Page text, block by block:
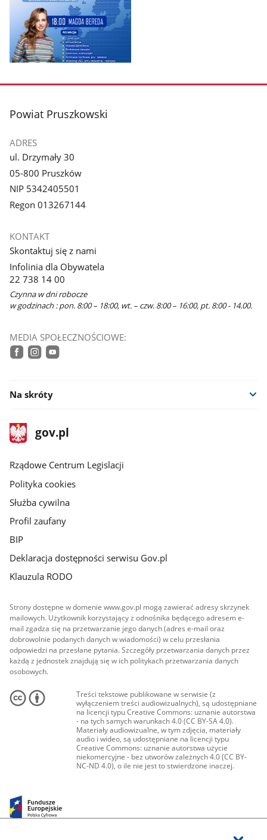
galerii.
stopka
Powiat Pruszkowski
ADRES
ul. Drzymały 30
05-800 Pruszków
NIP 5342405501
Regon 013267144
KONTAKT
Skontaktuj się z nami
Infolinia dla Obywatela
22 738 14 00
Czynna w dni robocze
w godzinach : pon. 8:00 – 18:00, wt. – czw. 8:00 – 16:00, pt. 8:00 - 14.00.
MEDIA SPOŁECZNOŚCIOWE:
Na skróty
stopka
gov.plStrona
gov.pl
Rządowe Centrum Legislacji
Polityka cookies
Służba cywilna
Profil zaufany
BIP
Deklaracja dostępności serwisu Gov.pl
Klauzula RODO
Strony dostępne w domenie www.gov.pl mogą zawierać adresy skrzynek
mailowych. Użytkownik korzystający z odnośnika będącego adresem e-
mail zgadza się na przetwarzanie jego danych (adres e-mail oraz
dobrowolnie podanych danych w wiadomości) w celu przesłania
odpowiedzi na przesłane pytania. Szczegóły przetwarzania danych przez
każdą z jednostek znajdują się w ich politykach przetwarzania danych
osobowych.
Treści tekstowe publikowane w serwisie (z
wyłączeniem treści audiowizualnych), są udostępniane
na licencji typu Creative Commons: uznanie autorstwa
- na tych samych warunkach 4.0 (CC BY-SA 4.0).
Materiały audiowizualne, w tym zdjęcia, materiały
audio i wideo, są udostępniane na licencji typu
Creative Commons: uznanie autorstwa użycie
niekomercyjne - bez utworów zależnych 4.0 (CC BY-
NC-ND 4.0), o ile nie jest to stwierdzone inaczej.